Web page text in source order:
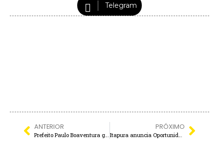
Telegram
ANTERIOR
Prefeito Paulo Boaventura garante entrega de kits escolares na 1ª semana do ano letivo
PRÓXIMO
Itapura anuncia Oportunidade de Emprego com renda que pode ultrapassar R$ 5 mil